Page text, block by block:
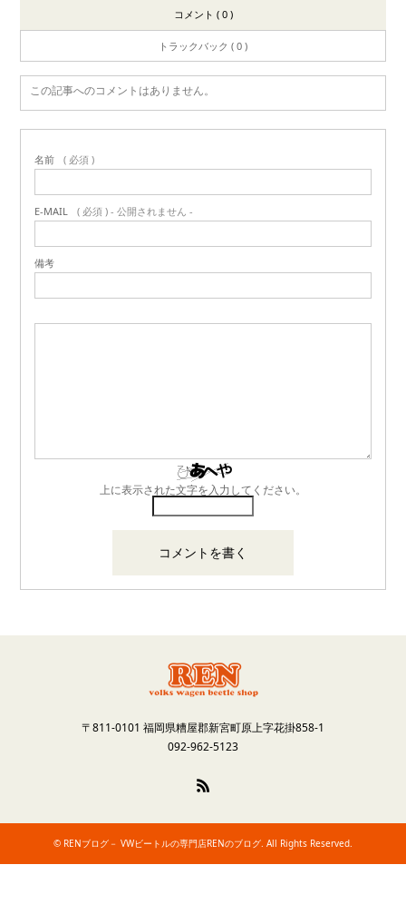
コメント ( 0 )
トラックバック ( 0 )
この記事へのコメントはありません。
名前 ( 必須 )
E-MAIL ( 必須 ) - 公開されません -
備考
上に表示された文字を入力してください。
〒811-0101 福岡県糟屋郡新宮町原上字花掛858-1
092-962-5123
© RENブログ－ VWビートルの専門店RENのブログ. All Rights Reserved.